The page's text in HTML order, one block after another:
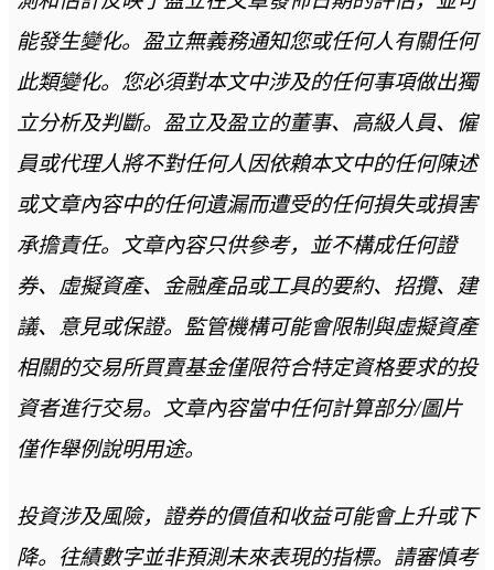
能發生變化。盈立無義務通知您或任何人有關任何
此類變化。您必須對本文中涉及的任何事項做出獨
立分析及判斷。盈立及盈立的董事、高級人員、僱
員或代理人將不對任何人因依賴本文中的任何陳述
或文章內容中的任何遺漏而遭受的任何損失或損害
承擔責任。文章內容只供參考，並不構成任何證
券、虛擬資產、金融產品或工具的要約、招攬、建
議、意見或保證。監管機構可能會限制與虛擬資產
相關的交易所買賣基金僅限符合特定資格要求的投
資者進行交易。文章內容當中任何計算部分/圖片
僅作舉例說明用途。
投資涉及風險，證券的價值和收益可能會上升或下
降。往績數字並非預測未來表現的指標。請審慎考